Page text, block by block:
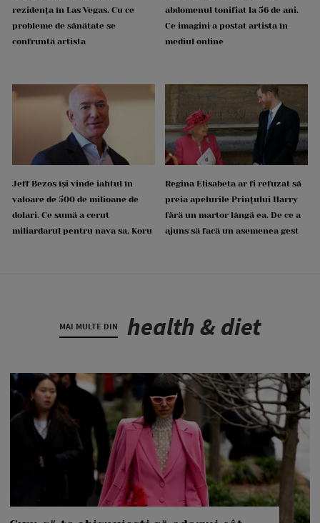
rezidența în Las Vegas. Cu ce
probleme de sănătate se
confruntă artista
abdomenul tonifiat la 56 de ani.
Ce imagini a postat artista în
mediul online
Jeff Bezos își vinde iahtul în
valoare de 500 de milioane de
dolari. Ce sumă a cerut
miliardarul pentru nava sa, Koru
Regina Elisabeta ar fi refuzat să
preia apelurile Prințului Harry
fără un martor lângă ea. De ce a
ajuns să facă un asemenea gest
MAI MULTE DIN health & diet